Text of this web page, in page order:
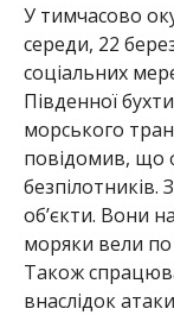
У тимчасово
середи, 22
соціальних
Південної
морського
повідомив, що
об’єкти. Вони
моряки вели по
Також
внаслідок